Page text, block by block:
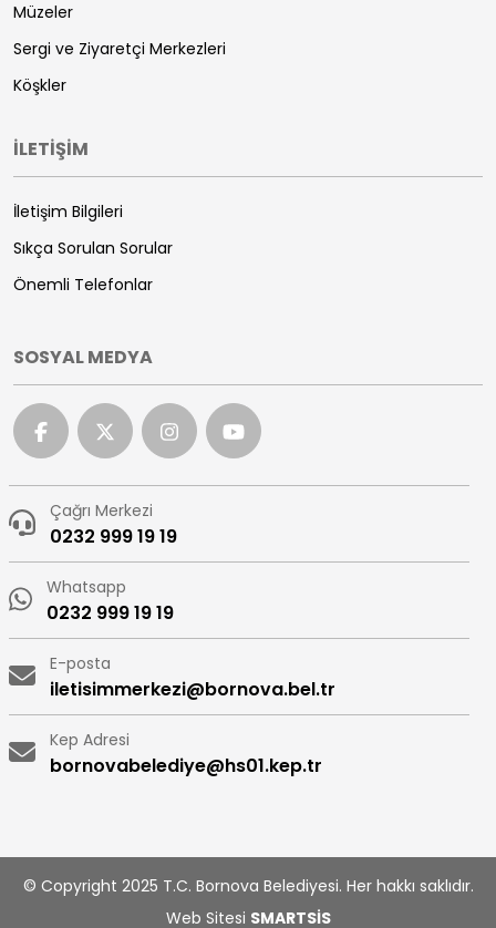
Müzeler
Sergi ve Ziyaretçi Merkezleri
Köşkler
İLETİŞİM
İletişim Bilgileri
Sıkça Sorulan Sorular
Önemli Telefonlar
SOSYAL MEDYA
Çağrı Merkezi
0232 999 19 19
Whatsapp
0232 999 19 19
E-posta
iletisimmerkezi@bornova.bel.tr
Kep Adresi
bornovabelediye@hs01.kep.tr
© Copyright 2025 T.C. Bornova Belediyesi. Her hakkı saklıdır.
Web Sitesi SMARTSİS